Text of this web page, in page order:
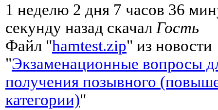
1 неделю 2 дня 7 часов 36
секунду назад скачал Гость
Файл "hamtest.zip" из новости
"Экзаменационные вопросы
получения позывного
категории)"